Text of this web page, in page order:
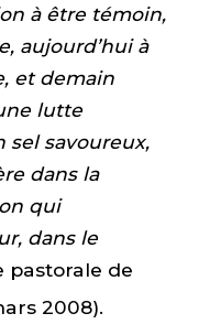
à être témoin,
aujourd’hui à
et demain
lutte
savoureux,
dans la
qui
dans le
pastorale de
2008).